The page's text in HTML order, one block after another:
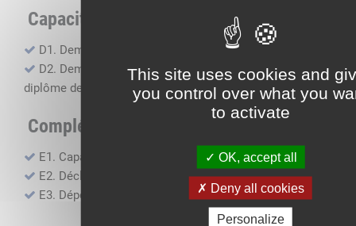
This site uses cookies and
you control over what you
to activate
OK, accept all
Deny all cookies
Personalize
Capacité professionnelle
D1. Demande d’attestation de capacité professionnelle
D2. Demande de certificat attestant l'obtention du
diplôme de capacité professionnelle
Compléments, suivi financier
E1. Capacité financière
E2. Déclaration de sous-traitance
E3. Dépôt des comptes annuels